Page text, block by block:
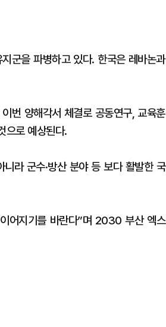
군을 파병하고 있다. 한국은 레바논과
번 양해각서 체결로 공동연구, 교육훈
으로 예상된다.
라 군수·방산 분야 등 보다 활발한 국
어지기를 바란다”며 2030 부산 엑스